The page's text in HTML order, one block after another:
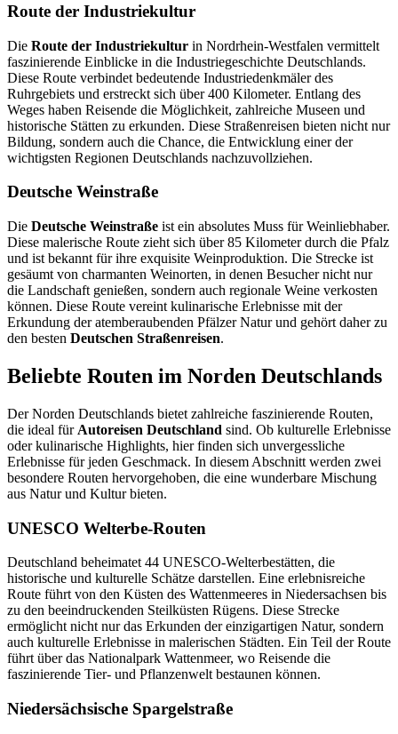
Route der Industriekultur
Die Route der Industriekultur in Nordrhein-Westfalen vermittelt
faszinierende Einblicke in die Industriegeschichte Deutschlands.
Diese Route verbindet bedeutende Industriedenkmäler des
Ruhrgebiets und erstreckt sich über 400 Kilometer. Entlang des
Weges haben Reisende die Möglichkeit, zahlreiche Museen und
historische Stätten zu erkunden. Diese Straßenreisen bieten nicht nur
Bildung, sondern auch die Chance, die Entwicklung einer der
wichtigsten Regionen Deutschlands nachzuvollziehen.
Deutsche Weinstraße
Die Deutsche Weinstraße ist ein absolutes Muss für Weinliebhaber.
Diese malerische Route zieht sich über 85 Kilometer durch die Pfalz
und ist bekannt für ihre exquisite Weinproduktion. Die Strecke ist
gesäumt von charmanten Weinorten, in denen Besucher nicht nur
die Landschaft genießen, sondern auch regionale Weine verkosten
können. Diese Route vereint kulinarische Erlebnisse mit der
Erkundung der atemberaubenden Pfälzer Natur und gehört daher zu
den besten Deutschen Straßenreisen.
Beliebte Routen im Norden Deutschlands
Der Norden Deutschlands bietet zahlreiche faszinierende Routen,
die ideal für Autoreisen Deutschland sind. Ob kulturelle Erlebnisse
oder kulinarische Highlights, hier finden sich unvergessliche
Erlebnisse für jeden Geschmack. In diesem Abschnitt werden zwei
besondere Routen hervorgehoben, die eine wunderbare Mischung
aus Natur und Kultur bieten.
UNESCO Welterbe-Routen
Deutschland beheimatet 44 UNESCO-Welterbestätten, die
historische und kulturelle Schätze darstellen. Eine erlebnisreiche
Route führt von den Küsten des Wattenmeeres in Niedersachsen bis
zu den beeindruckenden Steilküsten Rügens. Diese Strecke
ermöglicht nicht nur das Erkunden der einzigartigen Natur, sondern
auch kulturelle Erlebnisse in malerischen Städten. Ein Teil der Route
führt über das Nationalpark Wattenmeer, wo Reisende die
faszinierende Tier- und Pflanzenwelt bestaunen können.
Niedersächsische Spargelstraße